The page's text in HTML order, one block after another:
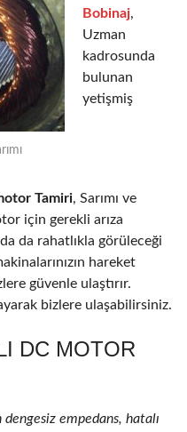
Bobinaj,
Uzman
kadrosunda
bulunan
yetişmiş
Tamiri, Sarımı ve
için gerekli arıza
da rahatlıkla görüleceği
hareket
güvenle ulaştırır.
bizlere ulaşabilirsiniz.
DC MOTOR
dengesiz empedans, hatalı